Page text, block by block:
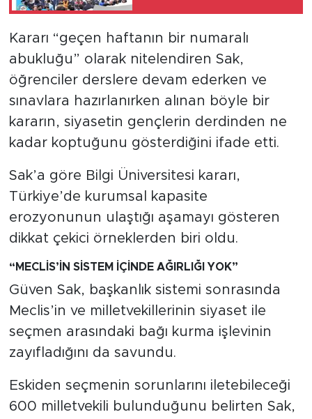
Kararı “geçen haftanın bir numaralı
abukluğu” olarak nitelendiren Sak,
öğrenciler derslere devam ederken ve
sınavlara hazırlanırken alınan böyle bir
kararın, siyasetin gençlerin derdinden ne
kadar koptuğunu gösterdiğini ifade etti.
Sak’a göre Bilgi Üniversitesi kararı,
Türkiye’de kurumsal kapasite
erozyonunun ulaştığı aşamayı gösteren
dikkat çekici örneklerden biri oldu.
“MECLİS’İN SİSTEM İÇİNDE AĞIRLIĞI YOK”
Güven Sak, başkanlık sistemi sonrasında
Meclis’in ve milletvekillerinin siyaset ile
seçmen arasındaki bağı kurma işlevinin
zayıfladığını da savundu.
Eskiden seçmenin sorunlarını iletebileceği
600 milletvekili bulunduğunu belirten Sak,